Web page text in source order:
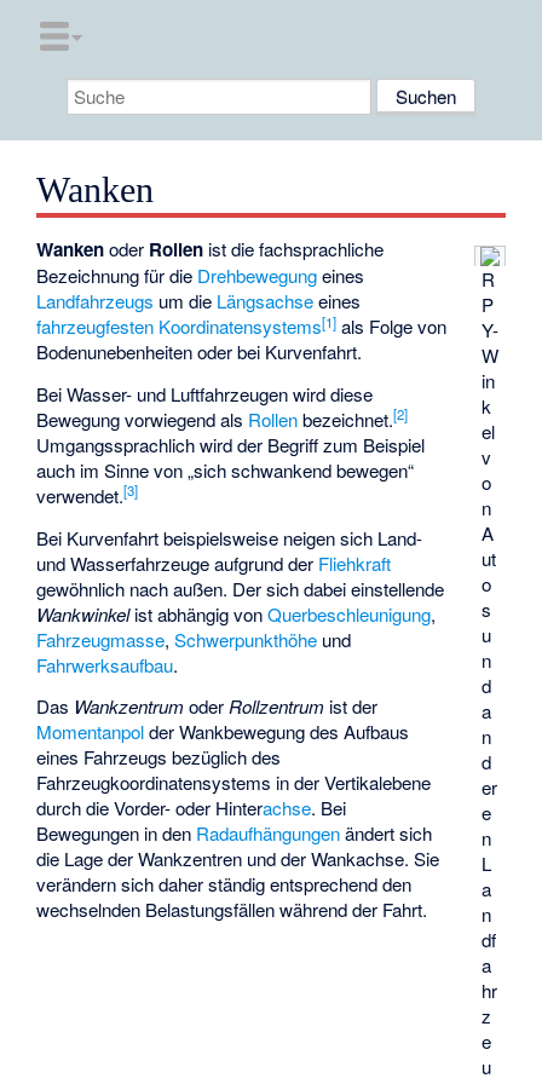
Wanken
R
P
Y-
W
in
k
el
v
o
n
A
ut
o
s
u
n
d
a
n
d
er
e
n
L
a
n
df
a
hr
z
e
u
Wankenoder Rollen ist die fachsprachliche
Bezeichnung für die Drehbewegungeines
Landfahrzeugs um die Längsachseeines
fahrzeugfesten Koordinatensystems[1] als Folge von
Bodenunebenheiten oder bei Kurvenfahrt.
Bei Wasser- und Luftfahrzeugen wird diese
Bewegung vorwiegend als Rollenbezeichnet.[2]
Umgangssprachlich wird der Begriff zum Beispiel
auch im Sinne von „sich schwankend bewegen“
verwendet.[3]
Bei Kurvenfahrt beispielsweise neigen sich Land-
und Wasserfahrzeuge aufgrund der Fliehkraft
gewöhnlich nach außen. Der sich dabei einstellende
Wankwinkelist abhängig vonQuerbeschleunigung,
Fahrzeugmasse,Schwerpunkthöhe und
Fahrwerksaufbau.
Das Wankzentrum oderRollzentrum ist der
Momentanpolder Wankbewegung des Aufbaus
eines Fahrzeugs bezüglich des
Fahrzeugkoordinatensystems in der Vertikalebene
durch die Vorder- oder Hinterachse. Bei
Bewegungen in den Radaufhängungenändert sich
die Lage der Wankzentren und der Wankachse. Sie
verändern sich daher ständig entsprechend den
wechselnden Belastungsfällen während der Fahrt.